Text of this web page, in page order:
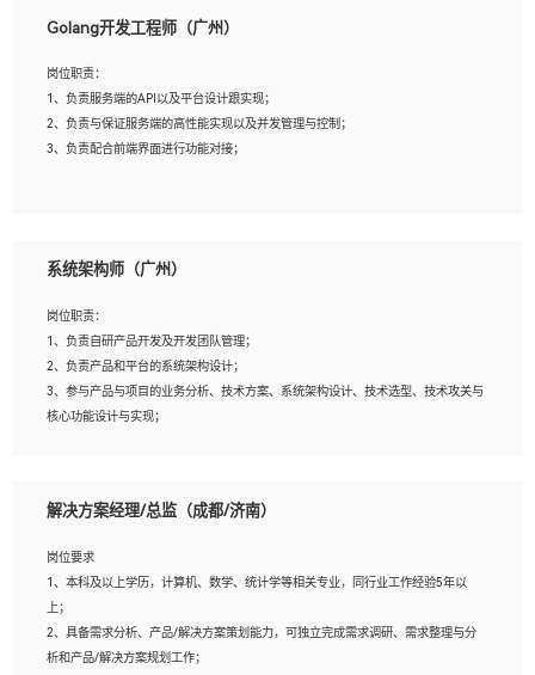
2、熟悉PostgreSQL、redis、MongoDB、ElasticSearch等开源数据库运维管理，拥
3、熟悉Oracle、MySQL、SQLServer中一种或多种优先。
4、熟悉Hadoop、HBASE、Spark等大数据平台优先。
5、熟悉linux或任意一种unix操作系统，如有较强操作系统侧工作经验者优先。
6、具备丰富的项目实施经验，较强的自我学习能力。
Golang开发工程师（广州）
岗位职责：
1、负责服务端的API以及平台设计跟实现；
2、负责与保证服务端的高性能实现以及并发管理与控制；
3、负责配合前端界面进行功能对接；
2、1年以上Golang开发工作经验，能独立完成相应项目开发；
与实现，熟悉常用开源框架及设计模式；
4、熟悉Golang、连接池、消息队列等组件使用、熟悉后端开发、测试、调试流程跟
工具使用；
5、对技术有激情，喜欢钻研，能快速接受和掌握新技术，学习能力和工作责任心
强，良好的沟通表达能力和团队协作能力。
系统架构师（广州）
岗位职责：
1、负责自研产品开发及开发团队管理；
2、负责产品和平台的系统架构设计；
3、参与产品与项目的业务分析、技术方案、系统架构设计、技术选型、技术攻关与
核心功能设计与实现；
岗位要求：
1、全日制统招本科及以上学历，计算机相关专业毕业，5年以上开发工作经验；
2、具有扎实的java编程功底和良好的编码习惯，有分布式、多线程及高并发系统开
发经验和性能调优经验尤佳；熟悉JVM调优；掌握基础中间件、基础架构方案和云
平台、云产品功能特性，熟练使用相关平台的功能和了解其背后实现机制；
解决方案经理/总监（成都/济南）
岗位要求
1、本科及以上学历，计算机、数学、统计学等相关专业，同行业工作经验5年以
上；
2、具备需求分析、产品/解决方案策划能力，可独立完成需求调研、需求整理与分
析和产品/解决方案规划工作；